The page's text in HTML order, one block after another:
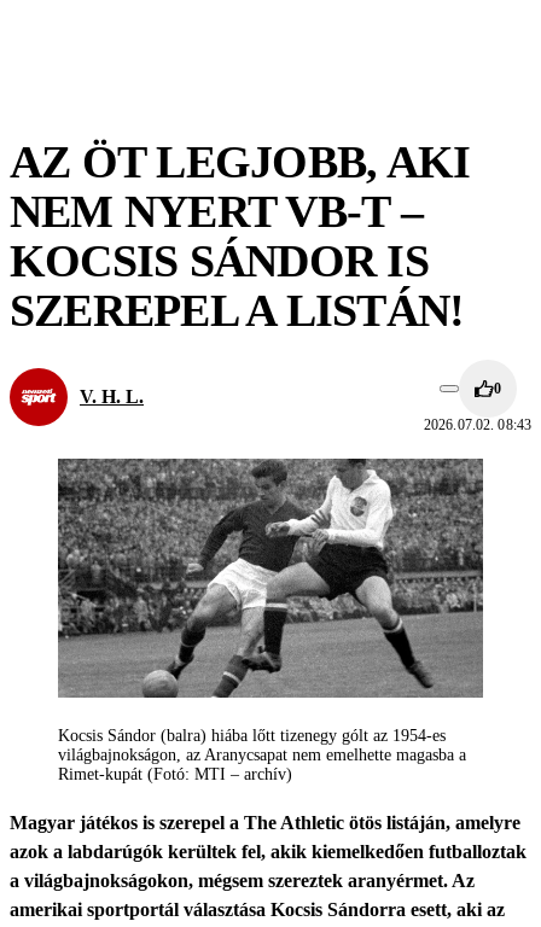
AZ ÖT LEGJOBB, AKI
NEM NYERT VB-T –
KOCSIS SÁNDOR IS
SZEREPEL A LISTÁN!
V. H. L. 0
2026.07.02. 08:43
Kocsis Sándor (balra) hiába lőtt tizenegy gólt az 1954-es
világbajnokságon, az Aranycsapat nem emelhette magasba a
Rimet-kupát (Fotó: MTI – archív)
Magyar játékos is szerepel a The Athletic ötös listáján, amelyre
azok a labdarúgók kerültek fel, akik kiemelkedően futballoztak
a világbajnokságokon, mégsem szereztek aranyérmet. Az
amerikai sportportál választása Kocsis Sándorra esett, aki az